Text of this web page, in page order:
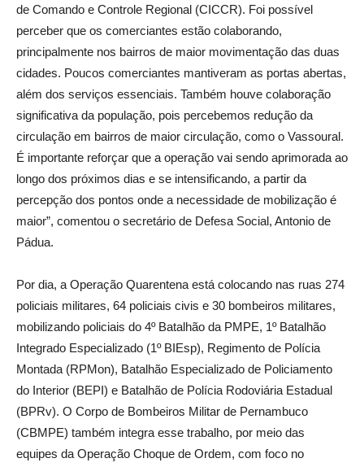
de Comando e Controle Regional (CICCR). Foi possível
perceber que os comerciantes estão colaborando,
principalmente nos bairros de maior movimentação das duas
cidades. Poucos comerciantes mantiveram as portas abertas,
além dos serviços essenciais. Também houve colaboração
significativa da população, pois percebemos redução da
circulação em bairros de maior circulação, como o Vassoural.
É importante reforçar que a operação vai sendo aprimorada ao
longo dos próximos dias e se intensificando, a partir da
percepção dos pontos onde a necessidade de mobilização é
maior”, comentou o secretário de Defesa Social, Antonio de
Pádua.
Por dia, a Operação Quarentena está colocando nas ruas 274
policiais militares, 64 policiais civis e 30 bombeiros militares,
mobilizando policiais do 4º Batalhão da PMPE, 1º Batalhão
Integrado Especializado (1º BIEsp), Regimento de Polícia
Montada (RPMon), Batalhão Especializado de Policiamento
do Interior (BEPI) e Batalhão de Polícia Rodoviária Estadual
(BPRv). O Corpo de Bombeiros Militar de Pernambuco
(CBMPE) também integra esse trabalho, por meio das
equipes da Operação Choque de Ordem, com foco no